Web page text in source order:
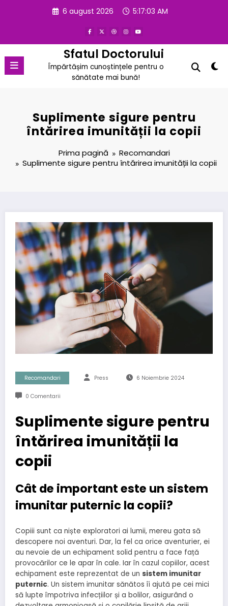
6 august 2026 5:17:03 AM
Sfatul Doctorului
Împărtășim cunoștințele pentru o
sănătate mai bună!
Suplimente sigure pentru
întărirea imunității la copii
Prima pagină
Recomandari
Suplimente sigure pentru întărirea imunității la copii
Recomandari Press 6 Noiembrie 2024
0 Comentarii
Suplimente sigure pentru
întărirea imunității la
copii
Cât de important este un sistem
imunitar puternic la copii?
Copiii sunt ca niște exploratori ai lumii, mereu gata să
descopere noi aventuri. Dar, la fel ca orice aventurier, ei
au nevoie de un echipament solid pentru a face față
provocărilor ce le apar în cale. Iar în cazul copiilor, acest
echipament este reprezentat de un sistem imunitar
puternic. Un sistem imunitar sănătos îi ajută pe cei mici
să lupte împotriva infecțiilor și a bolilor, asigurând o